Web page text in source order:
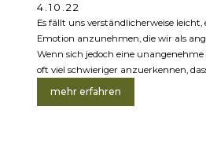
4.10.22
Es fällt uns verständlicherweise leicht,
Emotion anzunehmen, die wir als
Wenn sich jedoch eine unangenehme
oft viel schwieriger anzuerkennen, dass
mehr erfahren